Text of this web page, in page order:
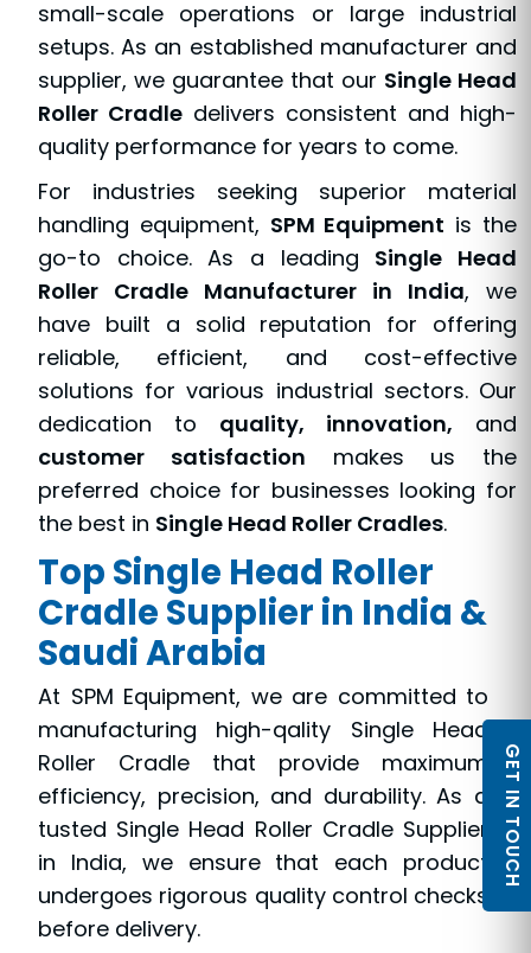
small-scale operations or large industrial
setups. As an established manufacturer and
supplier, we guarantee that our Single Head
Roller Cradle delivers consistent and high-
quality performance for years to come.
For industries seeking superior material
handling equipment, SPM Equipment is the
go-to choice. As a leading Single Head
Roller Cradle Manufacturer in India, we
have built a solid reputation for offering
reliable, efficient, and cost-effective
solutions for various industrial sectors. Our
dedication to quality, innovation, and
customer satisfaction makes us the
preferred choice for businesses looking for
the best in Single Head Roller Cradles.
Top Single Head Roller
Cradle Supplier in India &
Saudi Arabia
At SPM Equipment, we are committed to
manufacturing high-qality Single Head
Roller Cradle that provide maximum
efficiency, precision, and durability. As a
tusted Single Head Roller Cradle Supplier
in India, we ensure that each product
undergoes rigorous quality control checks
before delivery.
GET IN TOUCH